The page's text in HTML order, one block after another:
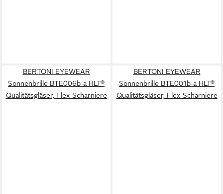
BERTONI EYEWEAR
Sonnenbrille BTE006b-a HLT®
Qualitätsgläser, Flex-Scharniere
BERTONI EYEWEAR
Sonnenbrille BTE001b-a HLT®
Qualitätsgläser, Flex-Scharniere